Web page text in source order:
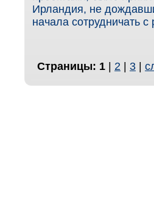
Ирландия, не
начала сотрудничать
Страницы: 1 | 2 | 3 |